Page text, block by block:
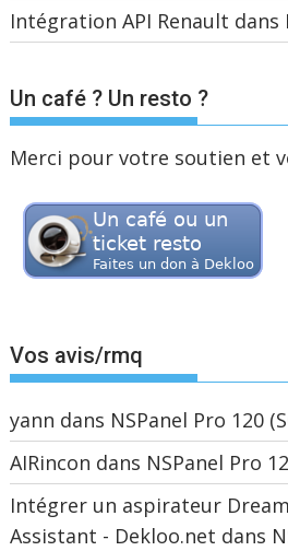
Intégration API Renault dans
Un café ? Un resto ?
Merci pour votre soutien et
Vos avis/rmq
yann dans NSPanel Pro 120
AIRincon dans NSPanel Pro
Intégrer un aspirateur
Assistant - Dekloo.net dans